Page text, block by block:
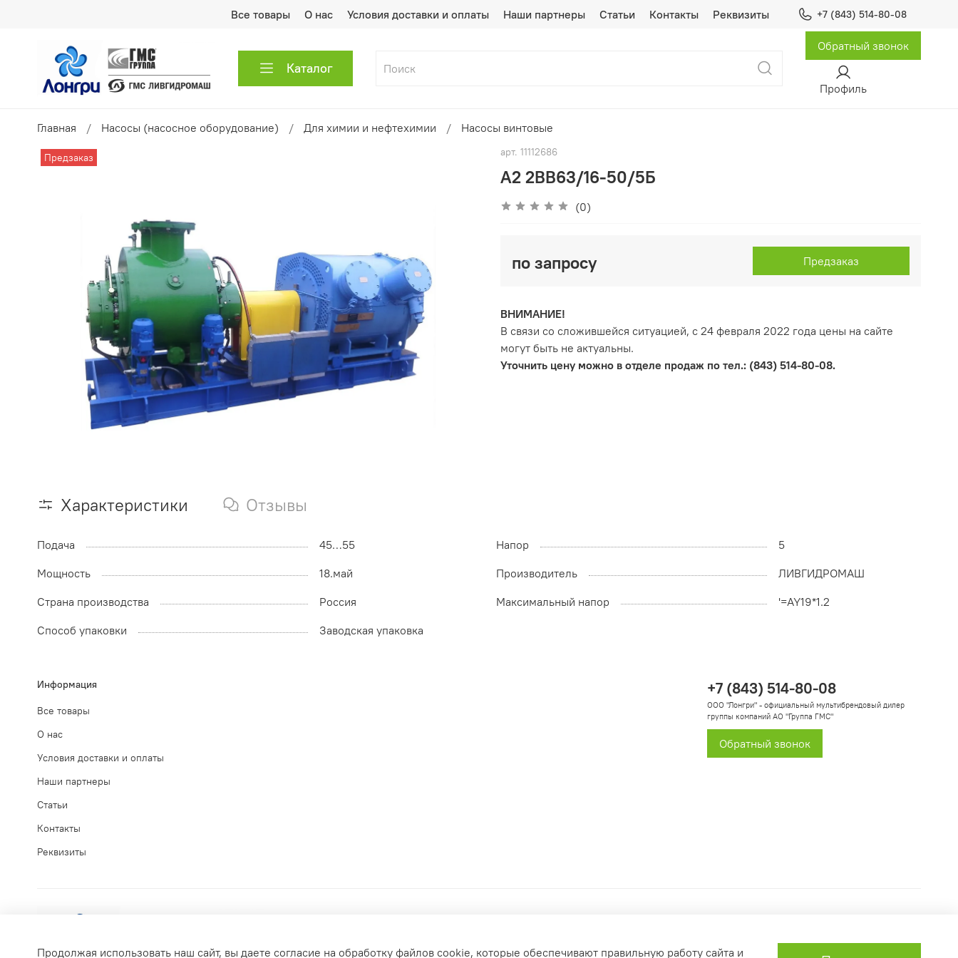
Все товары О нас Условия доставки и оплаты Наши партнеры Статьи Контакты Реквизиты +7 (843) 514-80-08
Каталог
Обратный звонок
Профиль
Главная Насосы (насосное оборудование) Для химии и нефтехимии Насосы винтовые
Предзаказ арт. 11112686
А2 2ВВ63/16-50/5Б
(0)
по запросу Предзаказ
ВНИМАНИЕ!
В связи со сложившейся ситуацией, с 24 февраля 2022 года цены на сайте
могут быть не актуальны.
Уточнить цену можно в отделе продаж по тел.: (843) 514-80-08.
Характеристики Отзывы
Подача 45…55 Напор
5
Мощность
18.май Производитель
ЛИВГИДРОМАШ
Страна производства
Россия Максимальный напор
'=AY19*1.2
Способ упаковки
Заводская упаковка
Информация
Все товары
О нас
Условия доставки и оплаты
Наши партнеры
Статьи
Контакты
Реквизиты
+7 (843) 514-80-08
ООО "Лонгри" - официальный мультибрендовый дилер
группы компаний АО "Группа ГМС"
Обратный звонок
Продолжая использовать наш сайт, вы даете согласие на обработку файлов cookie, которые обеспечивают правильную работу сайта и